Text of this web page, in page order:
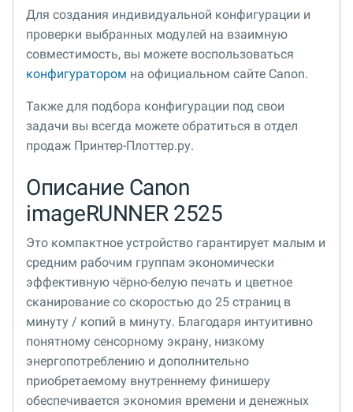
Для создания индивидуальной конфигурации и
проверки выбранных модулей на взаимную
совместимость, вы можете воспользоваться
конфигуратором на официальном сайте Canon.
Также для подбора конфигурации под свои
задачи вы всегда можете обратиться в отдел
продаж Принтер-Плоттер.ру.
Описание Canon
imageRUNNER 2525
Это компактное устройство гарантирует малым и
средним рабочим группам экономически
эффективную чёрно-белую печать и цветное
сканирование со скоростью до 25 страниц в
минуту / копий в минуту. Благодаря интуитивно
понятному сенсорному экрану, низкому
энергопотреблению и дополнительно
приобретаемому внутреннему финишеру
обеспечивается экономия времени и денежных